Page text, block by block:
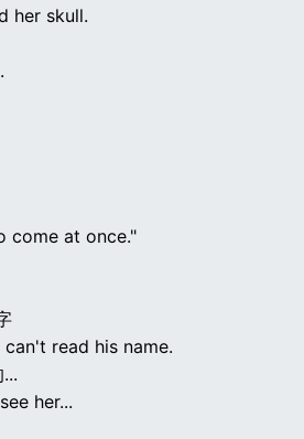
her skull.
come at once."
can't read his name.
her...